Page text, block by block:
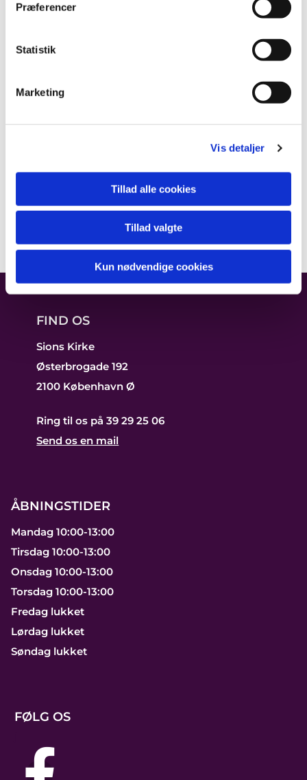
Præferencer
Statistik
Marketing
Vis detaljer
Tillad alle cookies
Tillad valgte
Kun nødvendige cookies
FIND OS
Sions Kirke
Østerbrogade 192
2100 København Ø
Ring til os på 39 29 25 06
Send os en mail
ÅBNINGSTIDER
Mandag 10:00-13:00
Tirsdag 10:00-13:00
Onsdag 10:00-13:00
Torsdag 10:00-13:00
Fredag lukket
Lørdag lukket
Søndag lukket
FØLG OS